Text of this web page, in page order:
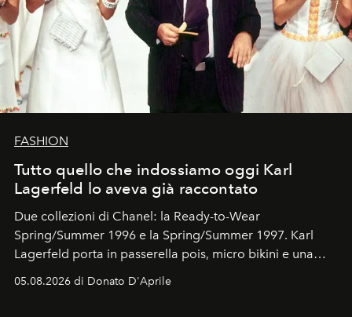
FASHION
Tutto quello che indossiamo oggi Karl
Lagerfeld lo aveva già raccontato
Due collezioni di Chanel: la Ready-to-Wear
Spring/Summer 1996 e la Spring/Summer 1997. Karl
Lagerfeld porta in passerella pois, micro bikini e una
logomania pensata per la spiaggia
Kate, Claudia e Carla una dietro l'altra. Trent'anni dopo,
05.08.2026 di Donato D'Aprile